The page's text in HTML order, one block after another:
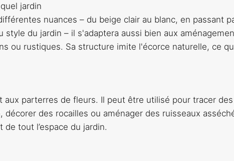
jardin
nuances – du beige clair au blanc, en passant
du jardin – il s'adaptera aussi bien aux
ou rustiques. Sa structure imite l'écorce naturelle, ce
aux parterres de fleurs. Il peut être utilisé pour tracer des
des rocailles ou aménager des ruisseaux
tout l’espace du jardin.